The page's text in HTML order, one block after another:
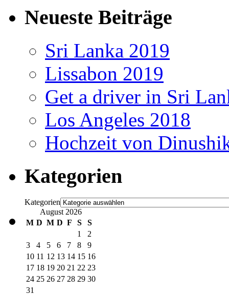
Neueste Beiträge
Sri Lanka 2019
Lissabon 2019
Get a driver in Sri
Los Angeles 2018
Hochzeit von
Kategorien
Kategorien
August 2026
M D M D F S
S
1
2
3
4 5 6 7 8
9
10 11 12 13 14 15 16
17 18 19 20 21 22 23
24 25 26 27 28 29 30
31